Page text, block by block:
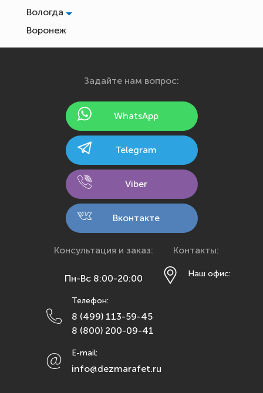
Вологда
Воронеж
Екатеринбург
Йошкар-Ола
Калининград
Кемерово
Кострома
Краснодар
Красноярск
Махачкала
Москва
Набережные Челны
Нижний Новгород
Задайте нам вопрос:
WhatsApp
Telegram
Viber
Вконтакте
Консультация и заказ:
Пн-Вс 8:00-20:00
Телефон:
8 (499) 113-59-45
8 (800) 200-09-41
E-mail:
info@dezmarafet.ru
Контакты:
Наш офис: